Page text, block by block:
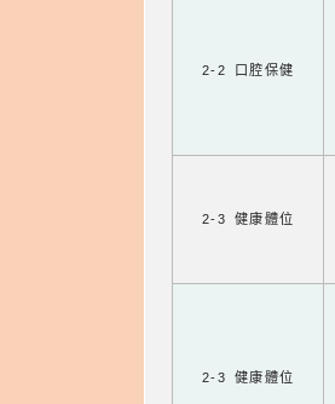
2-2 口腔保健
2-3 健康體位
2-3 健康體位